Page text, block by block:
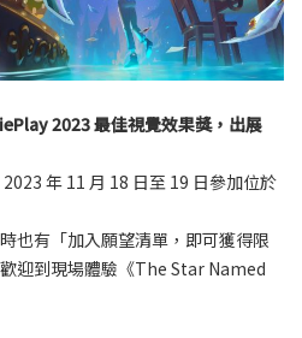
2023 最佳視覺效果獎，出展
年 11 月 18 日至 19 日參加位於
也有「加入願望清單，即可獲得限
迎到現場體驗《The Star Named